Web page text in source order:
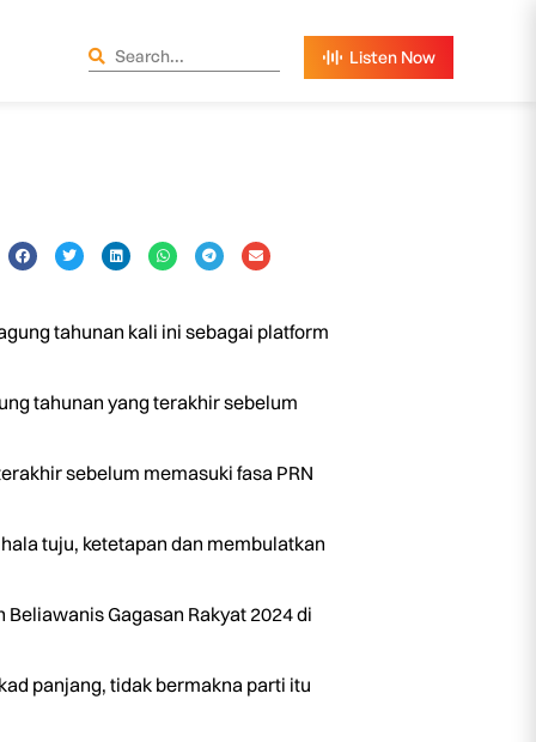
tahunan kali ini sebagai platform
tahunan yang terakhir sebelum
sebelum memasuki fasa PRN
tuju, ketetapan dan membulatkan
Gagasan Rakyat 2024 di
panjang, tidak bermakna parti itu